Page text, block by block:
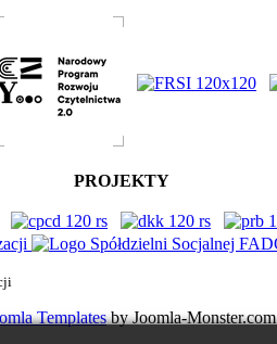
PROJEKTY
Templatesby Joomla-Monster.com